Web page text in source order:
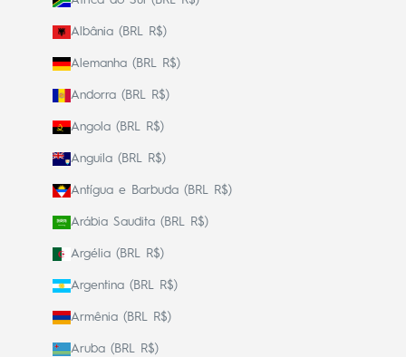
Albânia (BRL R$)
Alemanha (BRL R$)
Andorra (BRL R$)
Angola (BRL R$)
Anguila (BRL R$)
Antígua e Barbuda (BRL R$)
Arábia Saudita (BRL R$)
Argélia (BRL R$)
Argentina (BRL R$)
Armênia (BRL R$)
Aruba (BRL R$)